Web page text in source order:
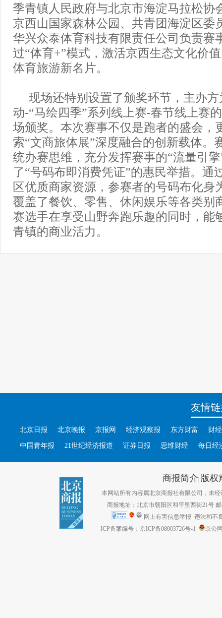
季青镇人民政府与北京市海淀马拉松协
京西山国家森林公园、共青团海淀区委
华兴众泰体育科技有限责任公司负责赛
过“体育+”模式，激活京西生态文化价
体育旅游新名片。
现场还特别设置了颁奖环节，主办
动-“马绘四季”系列线上赛-春节线上赛
场颁奖。本次赛事不仅是跑者的盛会，
索“文商旅体展”深度融合的创新载体。
统办赛思维，充分发挥赛事的“流量引
了“号码布即消费凭证”的惠民举措。通
区优质商家资源，参赛者的号码布化身
覆盖了餐饮、零售、休闲娱乐等各类别
赛选手在享受山野奔跑乐趣的同时，能
青镇的商业活力。
友情
北京日报 北京晚报 京报网 经济观察报 东方财富 财
中国青年报 21世纪经济报道 证券日报 思维财经 每日经
商报简介| 版权
本网站所有内容属北京商报社有限公司，未经
商报地址：北京市朝阳区和平里西街21号
网上有害信息举报 违法和不
ICP备案编号：京ICP备08003726号-1
京公